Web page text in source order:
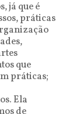
já que é
práticas
que
práticas;
Ela